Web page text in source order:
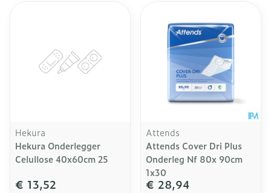
Hekura
Hekura Onderlegger
Celullose 40x60cm 25
€ 13,52
Attends
Attends Cover Dri Plus
Onderleg Nf 80x 90cm
1x30
€ 28,94